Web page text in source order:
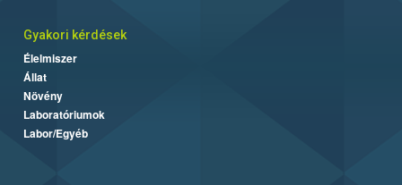
Gyakori kérdések
Élelmiszer
Állat
Növény
Laboratóriumok
Labor/Egyéb